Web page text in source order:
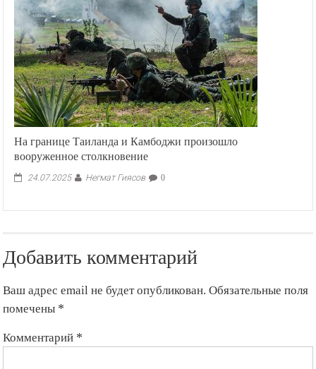
На границе Таиланда и Камбоджи произошло
вооруженное столкновение
24.07.2025 Негмат Гиясов 0
Добавить комментарий
Ваш адрес email не будет опубликован. Обязательные поля
помечены *
Комментарий *